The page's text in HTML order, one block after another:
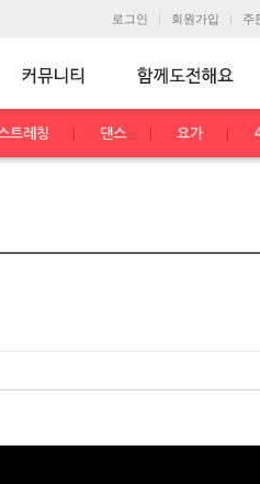
로그인 회원가입 주
트레칭 댄스 요가